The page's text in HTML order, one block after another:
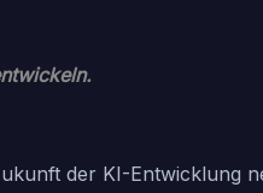
der KI-Entwicklung